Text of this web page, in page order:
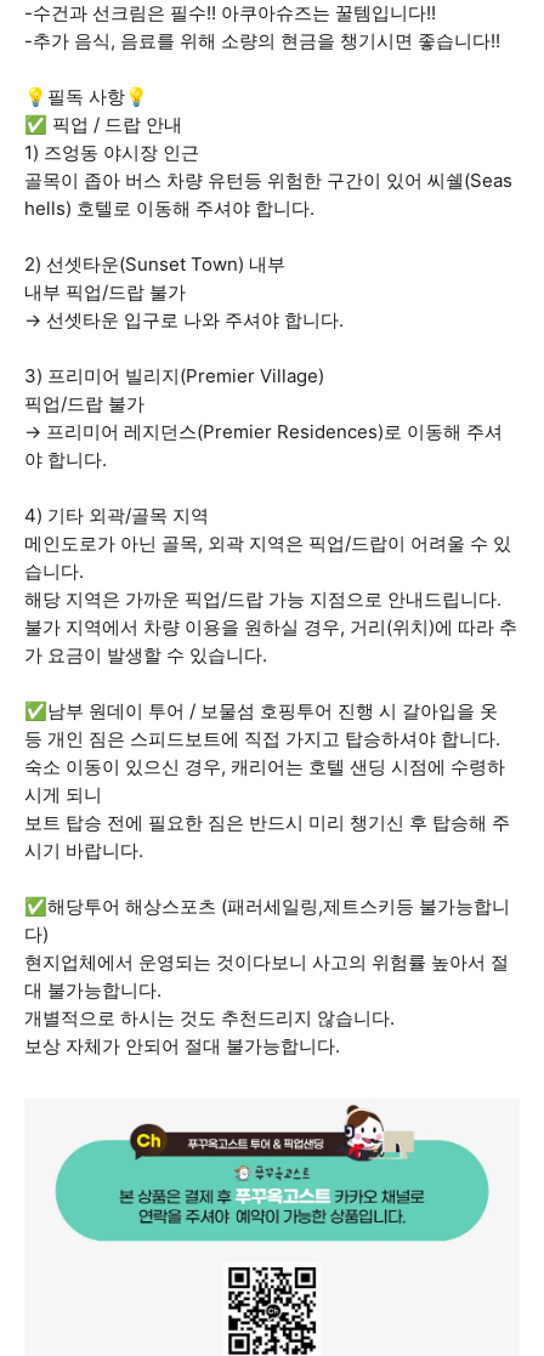
-수건과 선크림은 필수!! 아쿠아슈즈는 꿀템입니다!!
-추가 음식, 음료를 위해 소량의 현금을 챙기시면 좋습니다!!
💡필독 사항💡
✅ 픽업 / 드랍 안내
1) 즈엉동 야시장 인근
골목이 좁아 버스 차량 유턴등 위험한 구간이 있어 씨쉘(Seas
hells) 호텔로 이동해 주셔야 합니다.
2) 선셋타운(Sunset Town) 내부
내부 픽업/드랍 불가
→ 선셋타운 입구로 나와 주셔야 합니다.
3) 프리미어 빌리지(Premier Village)
픽업/드랍 불가
→ 프리미어 레지던스(Premier Residences)로 이동해 주셔
야 합니다.
4) 기타 외곽/골목 지역
메인도로가 아닌 골목, 외곽 지역은 픽업/드랍이 어려울 수 있
습니다.
해당 지역은 가까운 픽업/드랍 가능 지점으로 안내드립니다.
불가 지역에서 차량 이용을 원하실 경우, 거리(위치)에 따라 추
가 요금이 발생할 수 있습니다.
✅남부 원데이 투어 / 보물섬 호핑투어 진행 시 갈아입을 옷
등 개인 짐은 스피드보트에 직접 가지고 탑승하셔야 합니다.
숙소 이동이 있으신 경우, 캐리어는 호텔 샌딩 시점에 수령하
시게 되니
보트 탑승 전에 필요한 짐은 반드시 미리 챙기신 후 탑승해 주
시기 바랍니다.
✅해당투어 해상스포츠 (패러세일링,제트스키등 불가능합니
다)
현지업체에서 운영되는 것이다보니 사고의 위험률 높아서 절
대 불가능합니다.
개별적으로 하시는 것도 추천드리지 않습니다.
보상 자체가 안되어 절대 불가능합니다.